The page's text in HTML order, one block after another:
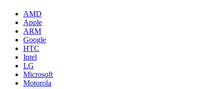
AMD
Apple
ARM
Google
HTC
Intel
LG
Microsoft
Motorola